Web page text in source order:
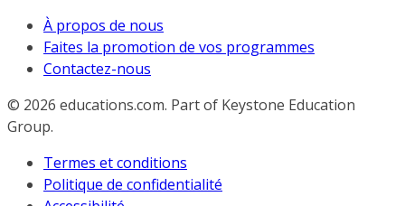
À propos de nous
Faites la promotion de vos programmes
Contactez-nous
© 2026 educations.com. Part of Keystone Education
Group.
Termes et conditions
Politique de confidentialité